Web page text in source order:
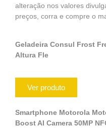
alteração nos valores
preços, corra e compre o
Geladeira Consul Frost
Altura Fle
Ver produto
Smartphone Motorola
Boost AI Camera 50MP